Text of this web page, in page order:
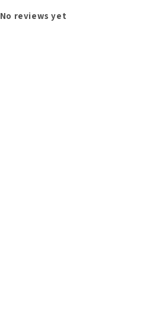
No reviews yet